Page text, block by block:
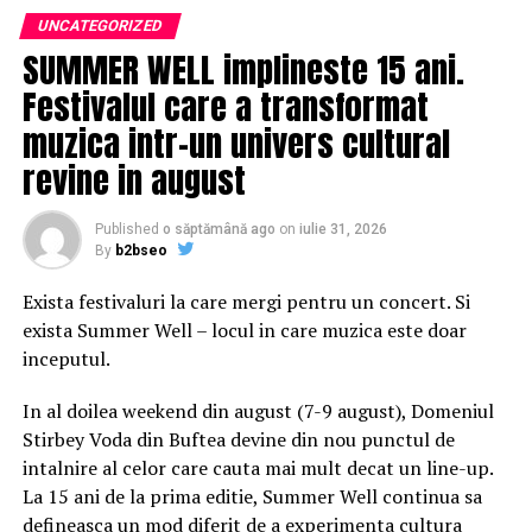
Ţîbuleac (România), Laura Fredenthaler (Austria), Piia
Leino (Finlanda), Sophie Daull (Franţa), Réka Mán-
Várhegyi (Ungaria), Beqa Adamashvili (Georgia), Nikos
Chryssos (Grecia), Jan Carson (Irlanda), Giovanni Dozzini
(Italia), Daina Opolskaite (Lituania), Marta Dzido
(Polonia), Ivana Dobrakovová (Slovacia), Halya Kerosina
Shyyan (Ucraina) şi Melissa Harrisson (Regatul Unit al
Marii Britanii şi Irlandei de Nord).
Ceremonia de acordare a premiilor, de miercuri, a fost
precedată de momente de lectură susţinute de fiecare
autor, prin care laureaţii au sărbătorit valoarea
inestimabilă a creaţiei lor, dar şi diversitatea vocilor
Premiul Uniunii Europene pentru Literatură recunoaşte
tinere şi emergente talente literare din Europa şi
evidenţiază bogăţia literaturii europene contemporane,
atrăgând, totodată, atenţia asupra unicităţii
UNCATEGORIZED
SUMMER WELL implineste 15 ani.
Festivalul care a transformat
muzica intr-un univers cultural
revine in august
Published o săptămână ago on iulie 31, 2026
By b2bseo
Exista festivaluri la care mergi pentru un concert. Si
exista Summer Well – locul in care muzica este doar
inceputul.
In al doilea weekend din august (7-9 august), Domeniul
Stirbey Voda din Buftea devine din nou punctul de
intalnire al celor care cauta mai mult decat un line-up.
La 15 ani de la prima editie, Summer Well continua sa
defineasca un mod diferit de a experimenta cultura